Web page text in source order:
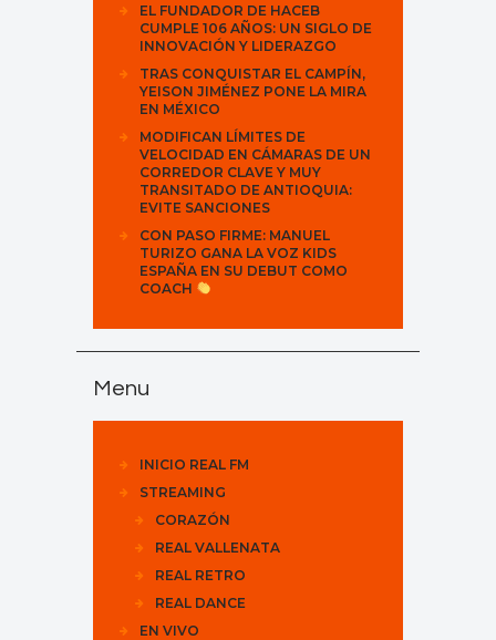
EL FUNDADOR DE HACEB
CUMPLE 106 AÑOS: UN SIGLO DE
INNOVACIÓN Y LIDERAZGO
TRAS CONQUISTAR EL CAMPÍN,
YEISON JIMÉNEZ PONE LA MIRA
EN MÉXICO
MODIFICAN LÍMITES DE
VELOCIDAD EN CÁMARAS DE UN
CORREDOR CLAVE Y MUY
TRANSITADO DE ANTIOQUIA:
EVITE SANCIONES
CON PASO FIRME: MANUEL
TURIZO GANA LA VOZ KIDS
ESPAÑA EN SU DEBUT COMO
COACH
Menu
INICIO REAL FM
STREAMING
CORAZÓN
REAL VALLENATA
REAL RETRO
REAL DANCE
EN VIVO